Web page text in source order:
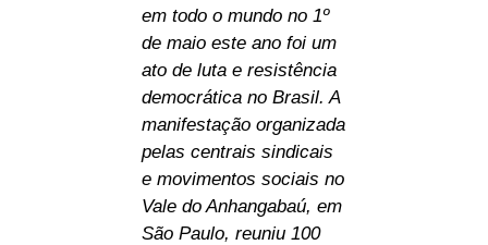
em todo o mundo no 1º
de maio este ano foi um
ato de luta e resistência
democrática no Brasil. A
manifestação organizada
pelas centrais sindicais
e movimentos sociais no
Vale do Anhangabaú, em
São Paulo, reuniu 100